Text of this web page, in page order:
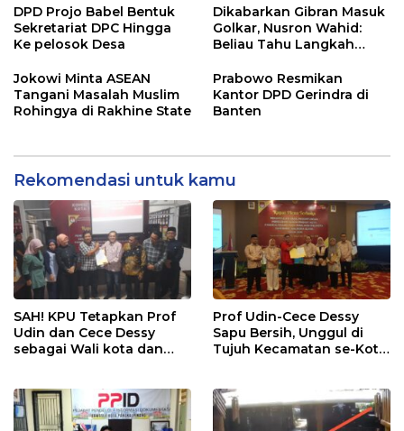
Bawaslu “Masuk Angin”
DPD Projo Babel Bentuk
Sekretariat DPC Hingga
Ke pelosok Desa
Dikabarkan Gibran Masuk
Golkar, Nusron Wahid:
Beliau Tahu Langkah
Jokowi Minta ASEAN
Tangani Masalah Muslim
Rohingya di Rakhine State
Prabowo Resmikan
Kantor DPD Gerindra di
Banten
Rekomendasi untuk kamu
SAH! KPU Tetapkan Prof
Udin dan Cece Dessy
sebagai Wali kota dan
Prof Udin-Cece Dessy
Sapu Bersih, Unggul di
Tujuh Kecamatan se-Kota